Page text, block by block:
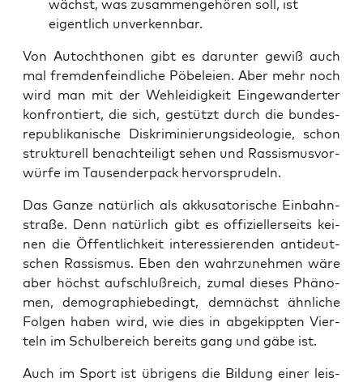
wächst, was zusam­men­ge­hö­ren soll, ist
eigent­lich unverkennbar.
Von Auto­chtho­nen gibt es dar­un­ter gewiß auch
mal frem­den­feind­li­che Pöbe­lei­en. Aber mehr noch
wird man mit der Weh­lei­dig­keit Ein­ge­wan­der­ter
kon­fron­tiert, die sich, gestützt durch die bun­des­
re­pu­bli­ka­ni­sche Dis­kri­mi­nie­rungs­ideo­lo­gie, schon
struk­tu­rell benach­tei­ligt sehen und Ras­sis­mus­vor­
wür­fe im Tau­sen­der­pack hervorsprudeln.
Das Gan­ze natür­lich als akku­sa­to­ri­sche Ein­bahn­
stra­ße. Denn natür­lich gibt es offi­zi­el­ler­seits kei­
nen die Öffent­lich­keit inter­es­sie­ren­den anti­deut­
schen Ras­sis­mus. Eben den wahr­zu­neh­men wäre
aber höchst auf­schluß­reich, zumal die­ses Phä­no­
men, demo­gra­phie­be­dingt, dem­nächst ähn­li­che
Fol­gen haben wird, wie dies in abge­kipp­ten Vier­
teln im Schul­be­reich bereits gang und gäbe ist.
Auch im Sport ist übri­gens die Bil­dung einer leis­